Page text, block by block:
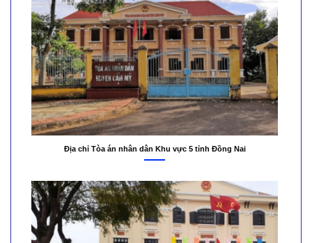
Địa chỉ Tòa án nhân dân Khu vực 5 tỉnh Đồng Nai